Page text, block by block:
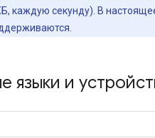
каждую секунду). В
языки и